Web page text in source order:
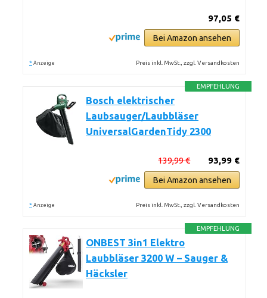
97,05 €
Bei Amazon ansehen
* Anzeige Preis inkl. MwSt., zzgl. Versandkosten
EMPFEHLUNG
Bosch elektrischer
Laubsauger/Laubbläser
UniversalGardenTidy 2300
93,99 €
139,99 €
Bei Amazon ansehen
* Anzeige Preis inkl. MwSt., zzgl. Versandkosten
EMPFEHLUNG
ONBEST 3in1 Elektro
Laubbläser 3200 W – Sauger &
Häcksler